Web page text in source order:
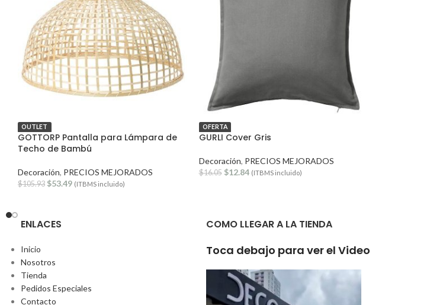
OUTLET
GOTTORP Pantalla para Lámpara de
Techo de Bambú
Decoración, PRECIOS MEJORADOS
$105.93 $53.49 (ITBMS incluido)
OFERTA
GURLI Cover Gris
Decoración, PRECIOS MEJORADOS
$16.05 $12.84 (ITBMS incluido)
ENLACES
Inicio
Nosotros
Tienda
Pedidos Especiales
Contacto
COMO LLEGAR A LA TIENDA
Toca debajo para ver el Video